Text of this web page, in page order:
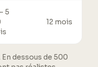
5
12 mois
dessous de 500